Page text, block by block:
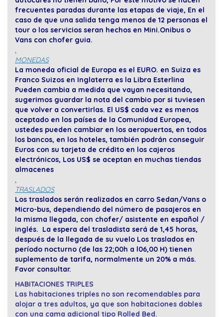
frecuentes paradas durante las etapas de viaje, En el
caso de que una salida tenga menos de 12 personas el
tour o los servicios seran hechos en Mini.Onibus o
Vans con chofer guia.
.
MONEDAS
La moneda oficial de Europa es el EURO. en Suiza es
Franco Suizos en Inglaterra es la Libra Esterlina
Pueden cambia a medida que vayan necesitando,
sugerimos guardar la nota del cambio por si tuviesen
que volver a convertirlas. El US$ cada vez es menos
aceptado en los países de la Comunidad Europea,
ustedes pueden cambiar en los aeropuertos, en todos
los bancos, en los hoteles, también podrán conseguir
Euros con su tarjeta de crédito en los cajeros
electrónicos, Los US$ se aceptan en muchas tiendas
almacenes
.
TRASLADOS
Los traslados serán realizados en carro Sedan/Vans o
Micro-bus, dependiendo del número de pasajeros en
la misma llegada, con chofer/ asistente en español /
inglés. La espera del trasladista será de 1,45 horas,
después de la llegada de su vuelo Los traslados en
período nocturno (de las 22;00h a l06,00 H) tienen
suplemento de tarifa, normalmente un 20% a más.
Favor consultar.
HABITACIONES TRIPLES
Las habitaciones triples no son recomendables para
alojar a tres adultos, ya que son habitaciones dobles
con una cama adicional tipo Rolled Bed.